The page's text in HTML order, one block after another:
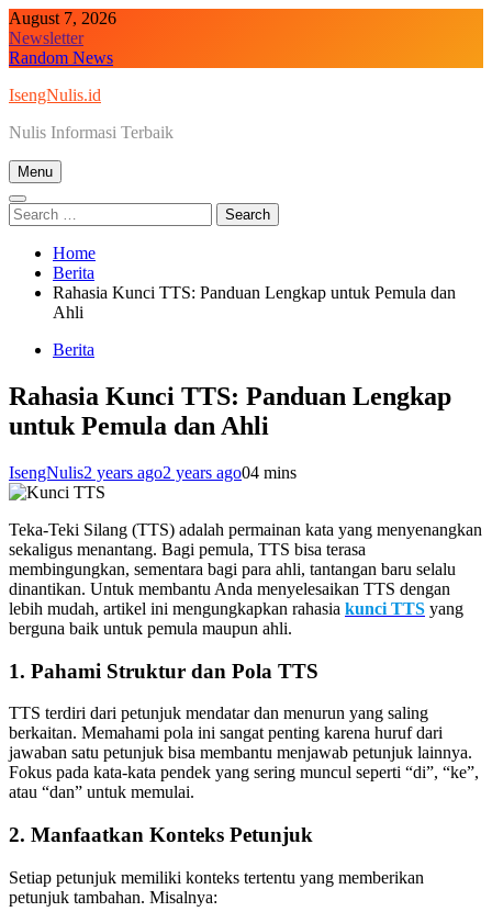
Skip
to
content
August 7, 2026
Newsletter
Random News
IsengNulis.id
Nulis Informasi Terbaik
Menu
Search
for:
Home
Berita
Rahasia Kunci TTS: Panduan Lengkap untuk Pemula dan
Ahli
Berita
Rahasia Kunci TTS: Panduan Lengkap
untuk Pemula dan Ahli
IsengNulis2 years ago2 years ago04 mins
Teka-Teki Silang (TTS) adalah permainan kata yang menyenangkan
sekaligus menantang. Bagi pemula, TTS bisa terasa
membingungkan, sementara bagi para ahli, tantangan baru selalu
dinantikan. Untuk membantu Anda menyelesaikan TTS dengan
lebih mudah, artikel ini mengungkapkan rahasia kunci TTS yang
berguna baik untuk pemula maupun ahli.
1. Pahami Struktur dan Pola TTS
TTS terdiri dari petunjuk mendatar dan menurun yang saling
berkaitan. Memahami pola ini sangat penting karena huruf dari
jawaban satu petunjuk bisa membantu menjawab petunjuk lainnya.
Fokus pada kata-kata pendek yang sering muncul seperti “di”, “ke”,
atau “dan” untuk memulai.
2. Manfaatkan Konteks Petunjuk
Setiap petunjuk memiliki konteks tertentu yang memberikan
petunjuk tambahan. Misalnya: